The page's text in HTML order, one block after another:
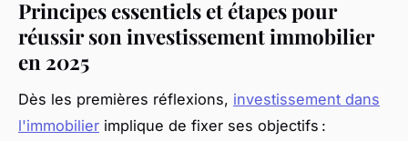
Principes essentiels et étapes pour
réussir son investissement immobilier
en 2025
Dès les premières réflexions, investissement dans
l'immobilier implique de fixer ses objectifs :